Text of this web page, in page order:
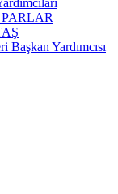
PARLAR
Yardımcısı